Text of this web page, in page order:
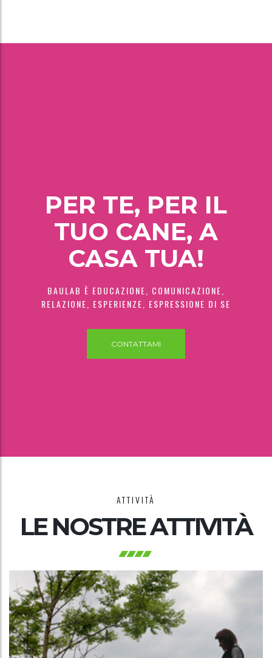
PER TE, PER IL
TUO CANE, A
CASA TUA!
BAULAB È EDUCAZIONE, COMUNICAZIONE,
RELAZIONE, ESPERIENZE, ESPRESSIONE DI SE
CONTATTAMI
ATTIVITÀ
LE NOSTRE ATTIVITÀ